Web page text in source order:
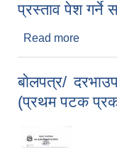
प्रस्ताव पेश गर्ने
Read more
बोलपत्र/
(प्रथम पटक